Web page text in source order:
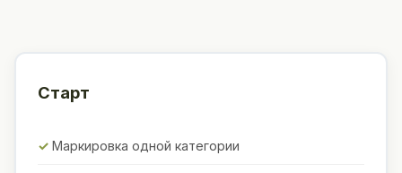
Старт
Маркировка одной категории